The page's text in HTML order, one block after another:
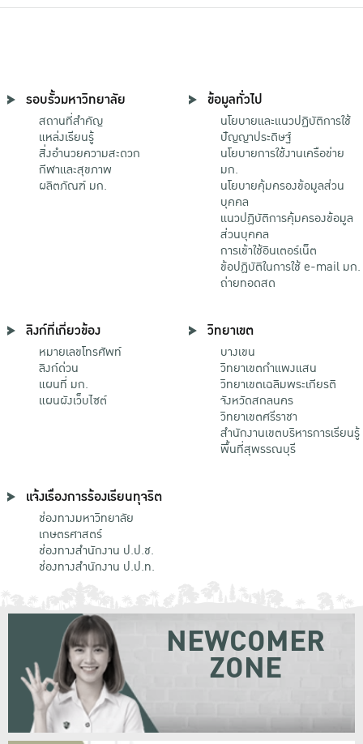
รอบรั้วมหาวิทยาลัย
สถานที่สำคัญ
แหล่งเรียนรู้
สิ่งอำนวยความสะดวก
กีฬาและสุขภาพ
ผลิตภัณฑ์ มก.
ข้อมูลทั่วไป
นโยบายและแนวปฏิบัติการใช้
ปัญญาประดิษฐ์
นโยบายการใช้งานเครือข่าย
มก.
นโยบายคุ้มครองข้อมูลส่วน
บุคคล
แนวปฏิบัติการคุ้มครองข้อมูล
ส่วนบุคคล
การเข้าใช้อินเตอร์เน็ต
ข้อปฏิบัติในการใช้ e-mail มก.
ถ่ายทอดสด
ลิงก์ที่เกี่ยวข้อง
หมายเลขโทรศัพท์
ลิงก์ด่วน
แผนที่ มก.
แผนผังเว็บไซต์
วิทยาเขต
บางเขน
วิทยาเขตกําแพงแสน
วิทยาเขตเฉลิมพระเกียรติ
จังหวัดสกลนคร
วิทยาเขตศรีราชา
สำนักงานเขตบริหารการเรียนรู้
พื้นที่สุพรรณบุรี
แจ้งเรื่องการร้องเรียนทุจริต
ช่องทางมหาวิทยาลัย
เกษตรศาสตร์
ช่องทางสำนักงาน ป.ป.ช.
ช่องทางสำนักงาน ป.ป.ท.
NEWCOMER
ZONE